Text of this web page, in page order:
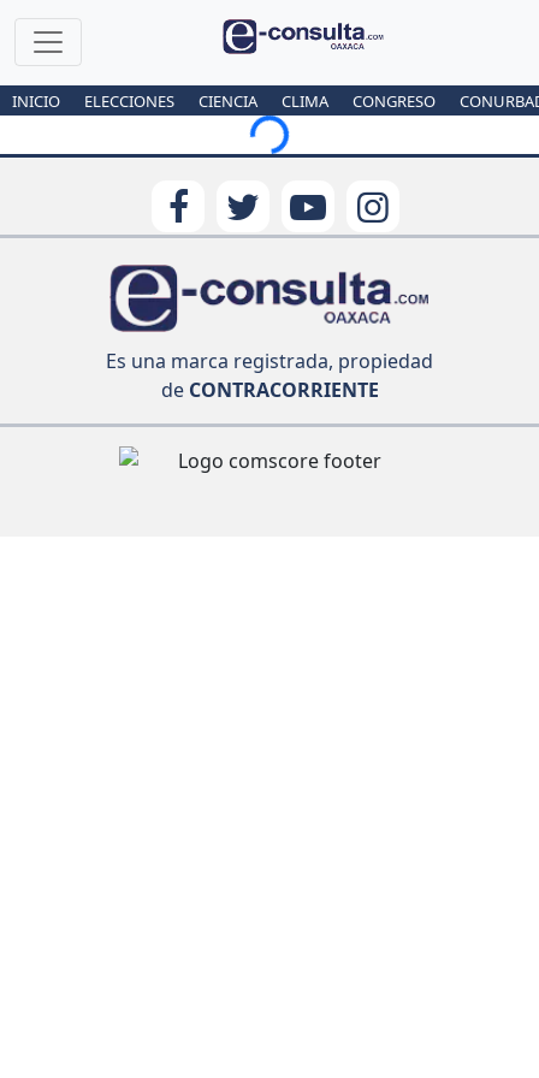
INICIO ELECCIONES CIENCIA CLIMA CONGRESO
Loading...
Es una marca registrada, propiedad
deCONTRACORRIENTE